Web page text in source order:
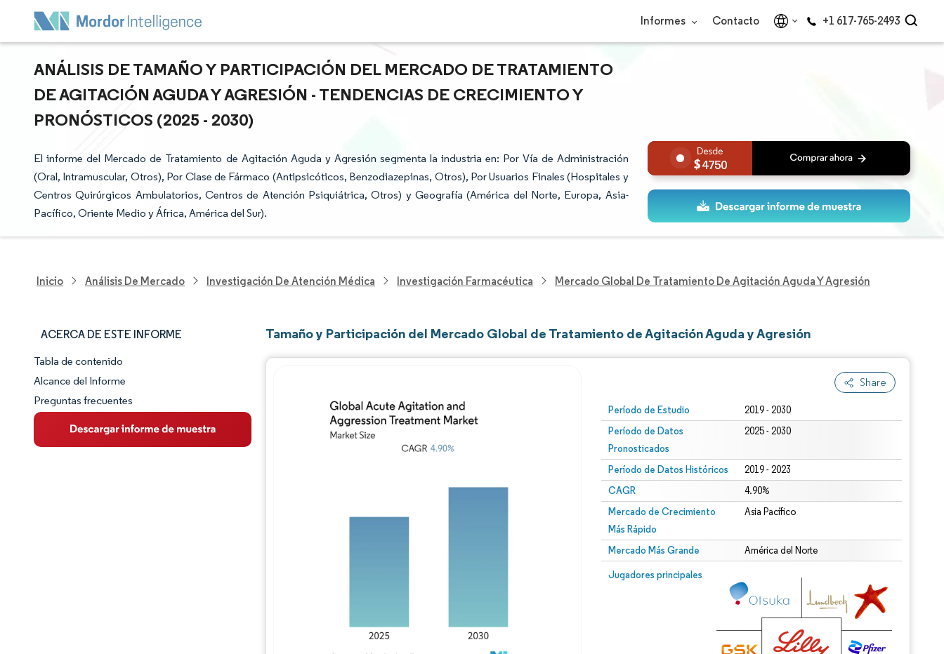
Informes Contacto +1 617-765-2493
ANÁLISIS DE TAMAÑO Y PARTICIPACIÓN DEL MERCADO DE TRATAMIENTO
DE AGITACIÓN AGUDA Y AGRESIÓN - TENDENCIAS DE CRECIMIENTO Y
PRONÓSTICOS (2025 - 2030)
El informe del Mercado de Tratamiento de Agitación Aguda y Agresión segmenta la industria en: Por Vía de Administración
(Oral, Intramuscular, Otros), Por Clase de Fármaco (Antipsicóticos, Benzodiazepinas, Otros), Por Usuarios Finales (Hospitales y
Centros Quirúrgicos Ambulatorios, Centros de Atención Psiquiátrica, Otros) y Geografía (América del Norte, Europa, Asia-
Pacífico, Oriente Medio y África, América del Sur).
4750
Inicio Análisis De Mercado Investigación De Atención Médica Investigación Farmacéutica Mercado Global De Tratamiento De Agitación Aguda Y Agresión
ACERCA DE ESTE INFORME
Panorama del Mercado
Visión General del Mercado
Tendencias Principales del Mercado
Tabla de contenido
Alcance del Informe
Preguntas frecuentes
Tamaño y Participación del Mercado Global de Tratamiento de Agitación Aguda y Agresión
Share
Período de Estudio 2019 - 2030
Período de Datos
Pronosticados
2025 - 2030
Período de Datos Históricos 2019 - 2023
CAGR 4.90%
Mercado de Crecimiento
Más Rápido
Asia Pacífico
Mercado Más Grande América del Norte
Jugadores principales